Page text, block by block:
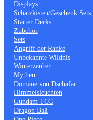
Displays
Schatzkisten/Geschenk Sets
Starter Decks
Zubehör
Sets
Angriff der Ranke
Unbekannte Wildnis
Winterzauber
Mythen
Domäne von Dschafar
Himmelsleuchten
Gundam TCG
Dragon Ball